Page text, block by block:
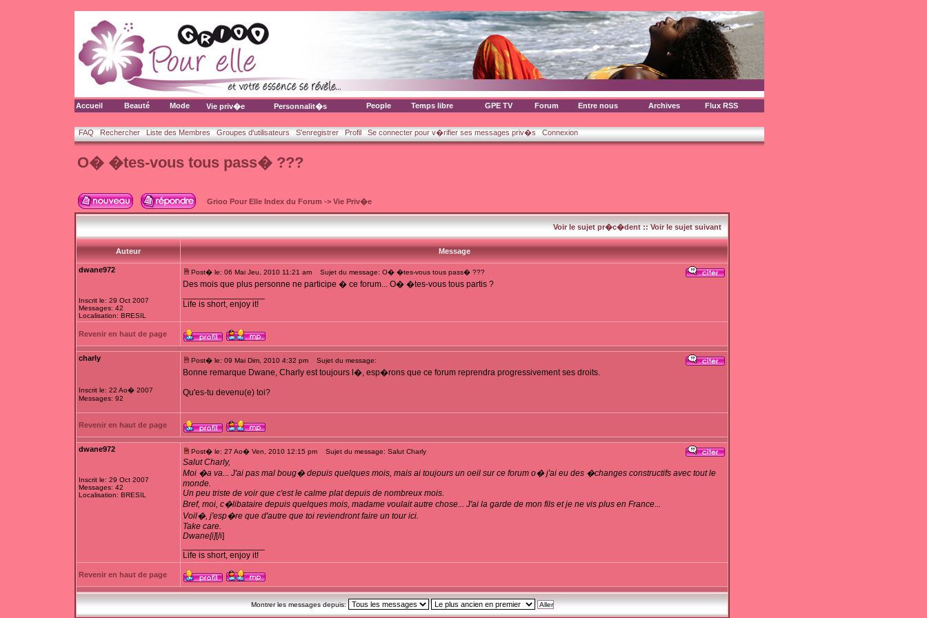
Accueil Beauté Mode Vie priv�e Personnalit�s People Temps libre GPE TV Forum Entre nous Archives Flux RSS
FAQ Rechercher Liste des Membres Groupes d'utilisateurs S'enregistrer Profil Se connecter pour v�rifier ses messages priv�s Connexion
O� �tes-vous tous pass� ???
Grioo Pour Elle Index du Forum -> Vie Priv�e
Voir le sujet pr�c�dent::Voir le sujet suivant
Auteur Message
dwane972
Inscrit le: 29 Oct 2007
Messages: 42
Localisation: BRESIL
Post� le: 06 Mai Jeu, 2010 11:21 am Sujet du message: O� �tes-vous tous pass� ???
Des mois que plus personne ne participe � ce forum... O� �tes-vous tous partis ?
Life is short, enjoy it!
Revenir en haut de page
charly
Inscrit le: 22 Ao� 2007
Messages: 92
Post� le: 09 Mai Dim, 2010 4:32 pm Sujet du message:
Bonne remarque Dwane, Charly est toujours l�, esp�rons que ce forum reprendra progressivement ses droits.
Qu'es-tu devenu(e) toi?
Revenir en haut de page
dwane972
Inscrit le: 29 Oct 2007
Messages: 42
Localisation: BRESIL
Post� le: 27 Ao� Ven, 2010 12:15 pm Sujet du message: Salut Charly
Salut Charly,
Moi �a va... J'ai pas mal boug� depuis quelques mois, mais ai toujours un oeil sur ce forum o� j'ai eu des �changes constructifs avec tout le
monde.
Un peu triste de voir que c'est le calme plat depuis de nombreux mois.
Bref, moi, c�libataire depuis quelques mois, madame voulait autre chose... J'ai la garde de mon fils et je ne vis plus en France...
Voil�, j'esp�re que d'autre que toi reviendront faire un tour ici.
Take care.
Dwane[i][/i]
Life is short, enjoy it!
Revenir en haut de page
Montrer les messages depuis: